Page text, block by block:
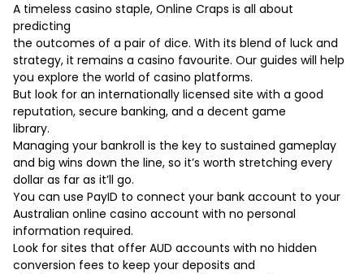
A timeless casino staple, Online Craps is all about
predicting
the outcomes of a pair of dice. With its blend of luck and
strategy, it remains a casino favourite. Our guides will help
you explore the world of casino platforms.
But look for an internationally licensed site with a good
reputation, secure banking, and a decent game
library.
Managing your bankroll is the key to sustained gameplay
and big wins down the line, so it’s worth stretching every
dollar as far as it’ll go.
You can use PayID to connect your bank account to your
Australian online casino account with no personal
information required.
Look for sites that offer AUD accounts with no hidden
conversion fees to keep your deposits and